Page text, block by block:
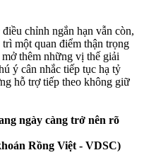
chỉnh ngắn hạn vẫn còn,
một quan điểm thận trọng
thêm những vị thế giải
ý cân nhắc tiếp tục hạ tỷ
hỗ trợ tiếp theo không giữ
ngày càng trở nên rõ
Rồng Việt - VDSC)